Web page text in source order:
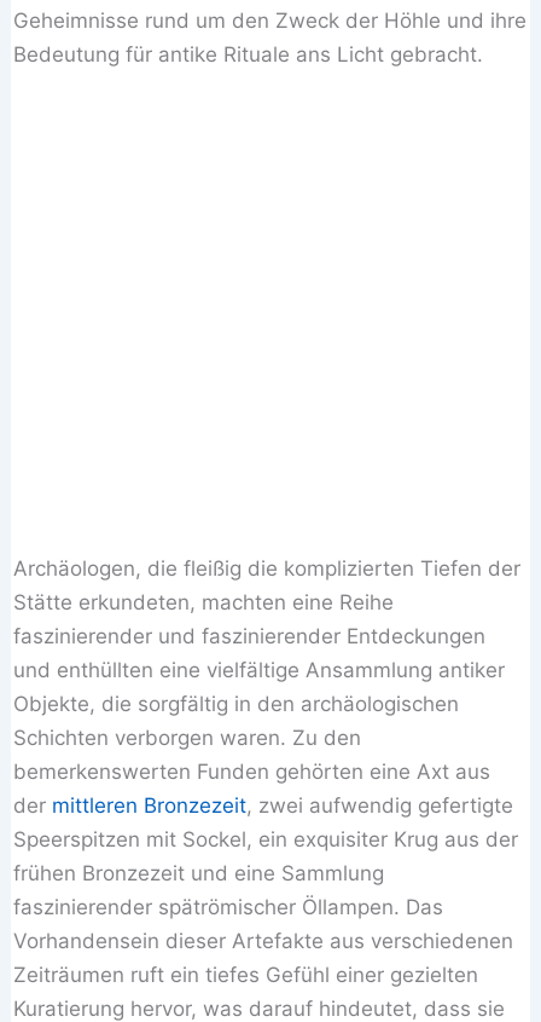
Geheimnisse rund um den Zweck der Höhle und ihre
Bedeutung für antike Rituale ans Licht gebracht.
Archäologen, die fleißig die komplizierten Tiefen der
Stätte erkundeten, machten eine Reihe
faszinierender und faszinierender Entdeckungen
und enthüllten eine vielfältige Ansammlung antiker
Objekte, die sorgfältig in den archäologischen
Schichten verborgen waren. Zu den
bemerkenswerten Funden gehörten eine Axt aus
der mittleren Bronzezeit, zwei aufwendig gefertigte
Speerspitzen mit Sockel, ein exquisiter Krug aus der
frühen Bronzezeit und eine Sammlung
faszinierender spätrömischer Öllampen. Das
Vorhandensein dieser Artefakte aus verschiedenen
Zeiträumen ruft ein tiefes Gefühl einer gezielten
Kuratierung hervor, was darauf hindeutet, dass sie